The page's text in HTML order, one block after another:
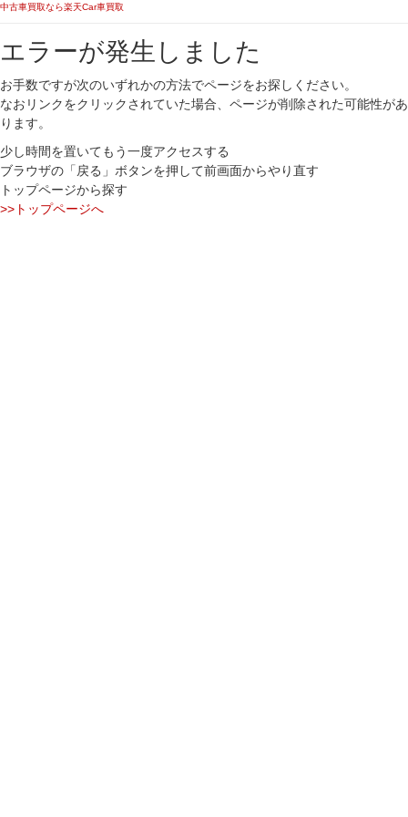
中古車買取なら楽天Car車買取
エラーが発生しました
お手数ですが次のいずれかの方法でページをお探しください。
なおリンクをクリックされていた場合、ページが削除された可能性があ
ります。
少し時間を置いてもう一度アクセスする
ブラウザの「戻る」ボタンを押して前画面からやり直す
トップページから探す
>>トップページへ